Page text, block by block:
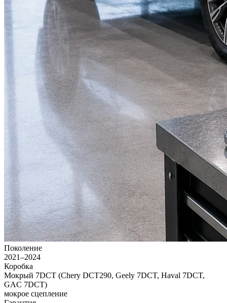
Поколение
2021–2024
Коробка
Мокрый 7DCT (Chery DCT290, Geely 7DCT, Haval 7DCT,
GAC 7DCT)
мокрое сцепление